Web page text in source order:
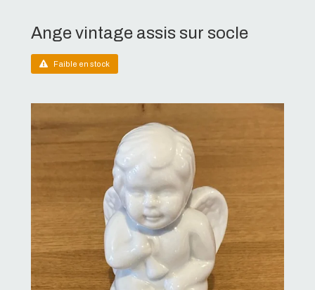
Ange vintage assis sur socle
Faible en stock